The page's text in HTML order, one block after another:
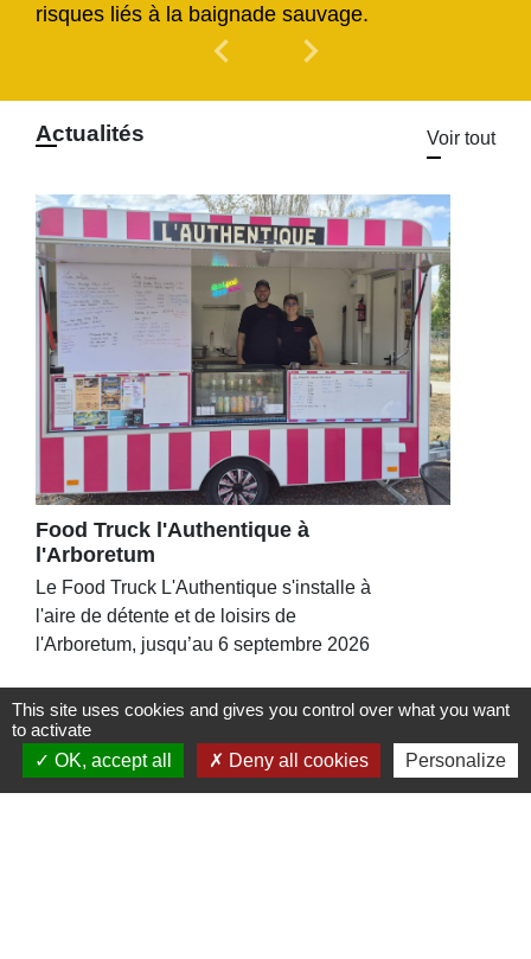
risques liés à la baignade sauvage.
chevron_left Previous
chevron_right
Actualités Voir tout
Food Truck l'Authentique à
l'Arboretum
Le Food Truck L'Authentique s'installe à
l'aire de détente et de loisirs de
l'Arboretum, jusqu’au 6 septembre 2026
This site uses cookies and gives you control over what you want
to activate
OK, accept all
Deny all cookies Personalize